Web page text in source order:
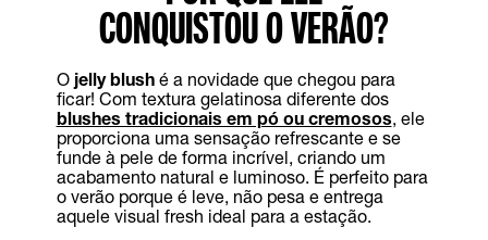
CONQUISTOU O VERÃO?
O jelly blushé a novidade que chegou para
ficar! Com textura gelatinosa diferente dos
blushes tradicionais em pó ou cremosos, ele
proporciona uma sensação refrescante e se
funde à pele de forma incrível, criando um
acabamento natural e luminoso. É perfeito para
o verão porque é leve, não pesa e entrega
aquele visual fresh ideal para a estação.